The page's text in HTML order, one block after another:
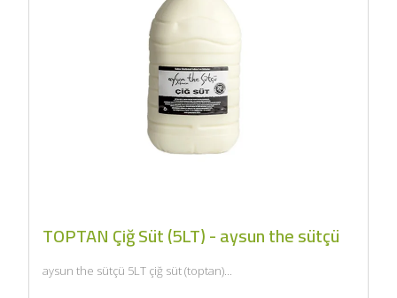
TOPTAN Çiğ Süt (5LT) - aysun the sütçü
aysun the sütçü 5LT çiğ süt (toptan)...